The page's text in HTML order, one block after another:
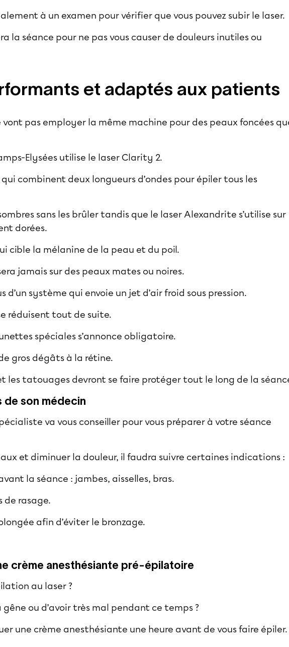
à un examen pour vérifier que vous pouvez subir le laser.
la séance pour ne pas vous causer de douleurs inutiles ou
et adaptés aux patients
vont pas employer la même machine pour des peaux foncées
Elysées utilise le laser Clarity 2.
combinent deux longueurs d’ondes pour épiler tous les
sans les brûler tandis que le laser Alexandrite s’utilise sur
dorées.
cible la mélanine de la peau et du poil.
jamais sur des peaux mates ou noires.
d’un système qui envoie un jet d’air froid sous pression.
réduisent tout de suite.
spéciales s’annonce obligatoire.
gros dégâts à la rétine.
les tatouages devront se faire protéger tout le long de la
de son médecin
va vous conseiller pour vous préparer à votre séance
et diminuer la douleur, il faudra suivre certaines indications :
la séance : jambes, aisselles, bras.
de rasage.
afin d’éviter le bronzage.
crème anesthésiante pré-épilatoire
au laser ?
ou d’avoir très mal pendant ce temps ?
une crème anesthésiante une heure avant de vous faire épiler.